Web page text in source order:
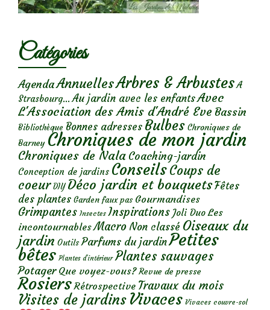
Catégories
AgendaAnnuellesArbres & Arbustes A
Strasbourg... Au jardin avec les enfantsAvec
L'Association des Amis d'André Eve Bassin
Bibliothèque Bonnes adresses Bulbes Chroniques de
Barney Chroniques de mon jardin
Chroniques de Nala Coaching-jardin
Conception de jardins ConseilsCoups de
coeur DIY Déco jardin et bouquetsFêtes
des plantes Garden faux pas Gourmandises
Grimpantes Insectes Inspirations Joli Duo Les
incontournables Macro Non classé Oiseaux du
jardin Outils Parfums du jardinPetites
bêtes Plantes d’intérieur Plantes sauvages
Potager Que voyez-vous? Revue de presse
Rosiers Rétrospective Travaux du mois
Visites de jardins Vivaces Vivaces couvre-sol